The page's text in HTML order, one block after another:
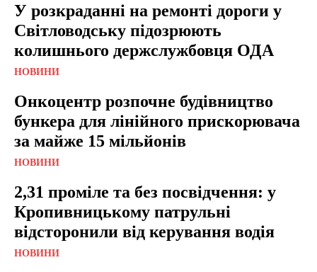
У розкраданні на ремонті дороги у
Світловодську підозрюють
колишнього держслужбовця ОДА
НОВИНИ
Онкоцентр розпочне будівництво
бункера для лінійного прискорювача
за майже 15 мільйонів
НОВИНИ
2,31 проміле та без посвідчення: у
Кропивницькому патрульні
відсторонили від керування водія
НОВИНИ